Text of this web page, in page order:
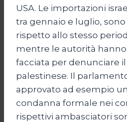
USA. Le importazioni
tra gennaio e luglio, sono
rispetto allo stesso
mentre le autorità
facciata per denunciare
palestinese. Il
approvato ad esempio
condanna formale nei
rispettivi ambasciatori